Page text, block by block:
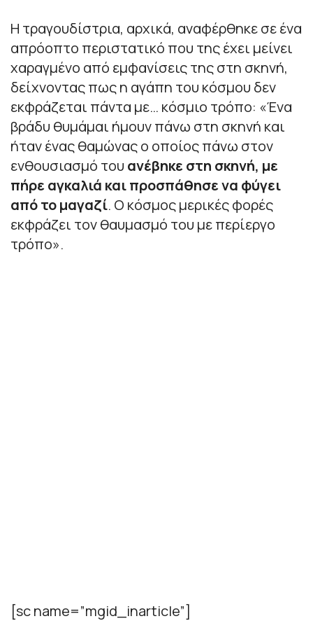
Η τραγουδίστρια, αρχικά, αναφέρθηκε σε ένα
απρόοπτο περιστατικό που της έχει μείνει
χαραγμένο από εμφανίσεις της στη σκηνή,
δείχνοντας πως η αγάπη του κόσμου δεν
εκφράζεται πάντα με… κόσμιο τρόπο: «Ένα
βράδυ θυμάμαι ήμουν πάνω στη σκηνή και
ήταν ένας θαμώνας ο οποίος πάνω στον
ενθουσιασμό του ανέβηκε στη σκηνή, με
πήρε αγκαλιά και προσπάθησε να φύγει
από το μαγαζί. Ο κόσμος μερικές φορές
εκφράζει τον θαυμασμό του με περίεργο
τρόπο».
[sc name=”mgid_inarticle”]